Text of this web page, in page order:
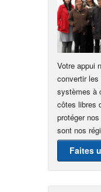
Votre appui
convertir
systèmes à
côtes libres
protéger
sont nos
Faites